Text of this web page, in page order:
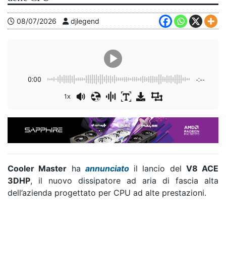
08/07/2026 djlegend
0:00 -:--
1x
Cooler Master ha annunciatoil lancio del V8 ACE
3DHP, il nuovo dissipatore ad aria di fascia alta
dell’azienda progettato per CPU ad alte prestazioni.